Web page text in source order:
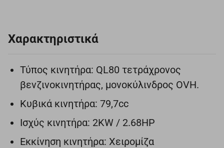
Χαρακτηριστικά
Τύπος κινητήρα: QL80 τετράχρονος
βενζινοκινητήρας, μονοκύλινδρος OVH.
Κυβικά κινητήρα: 79,7cc
Ισχύς κινητήρα: 2KW / 2.68HP
Εκκίνηση κινητήρα: Χειρομίζα